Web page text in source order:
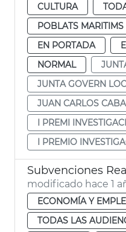
CULTURA
POBLATS MARITIMS
EN PORTADA
NORMAL
JUNTA GOVERN
JUAN CARLOS
I PREMI
I PREMIO
modificado hace 1
ECONOMÍA Y
TODAS LAS